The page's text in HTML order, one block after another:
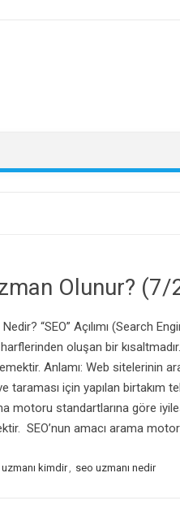
Olunur?
Nedir? “SEO” Açılımı (Search
oluşan bir
Anlamı: Web sitelerinin
taraması için yapılan birtakım
motoru standartlarına göre
SEO’nun amacı arama
kimdir, seo uzmanı nedir